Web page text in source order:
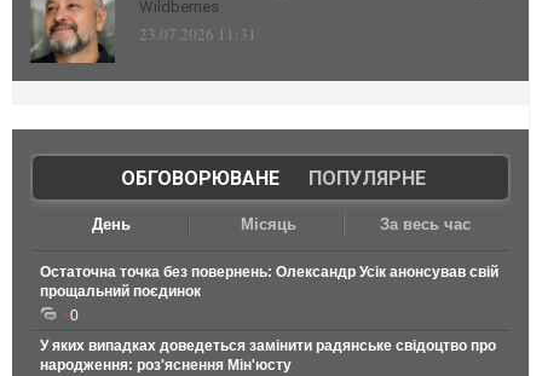
Wildberries
23.07.2026 11:31
ОБГОВОРЮВАНЕ| ПОПУЛЯРНЕ
День Місяць За весь час
Остаточна точка без повернень: Олександр Усік анонсував свій
прощальний поєдинок
0
У яких випадках доведеться замінити радянське свідоцтво про
народження: роз'яснення Мін'юсту